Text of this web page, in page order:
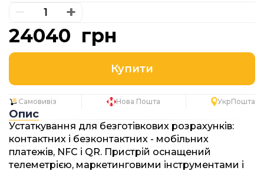
+
24040 грн
Самовивіз Нова Пошта УкрПошта
Опис
Устаткування для безготівкових розрахунків:
контактних і безконтактних - мобільних
платежів, NFC і QR. Пристрій оснащений
телеметрією, маркетинговими інструментами і